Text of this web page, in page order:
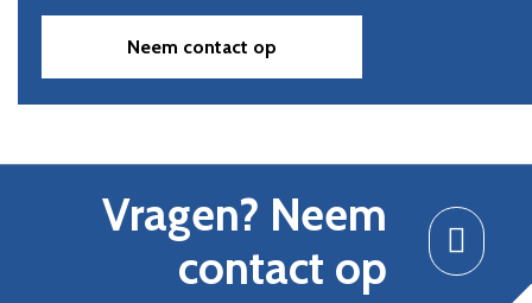
Neem contact op
Vragen? Neem
contact op